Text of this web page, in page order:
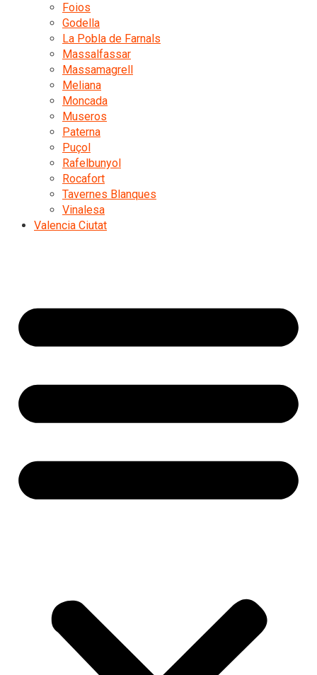
Foios
Godella
La Pobla de Farnals
Massalfassar
Massamagrell
Meliana
Moncada
Museros
Paterna
Puçol
Rafelbunyol
Rocafort
Tavernes Blanques
Vinalesa
Valencia Ciutat